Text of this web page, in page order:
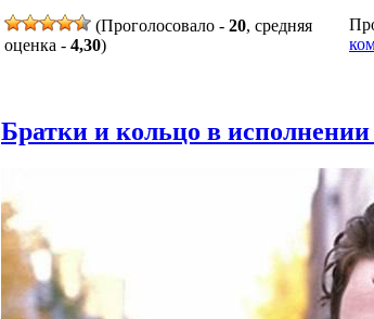
(Проголосовало - 20, средняя
оценка - 4,30)
Братки и кольцо в исполнении